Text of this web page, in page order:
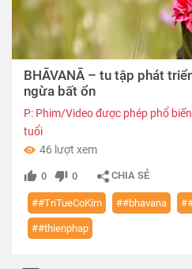
05:59
BHĀVANĀ – tu tập phát
ngừa bất ổn
P: Phim/Video được phép phổ
tuổi
46 lượt xem
0 0 CHIA SẺ
##TriTueCoKim ##bhavana
##thienphap